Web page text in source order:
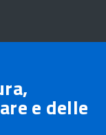
e delle